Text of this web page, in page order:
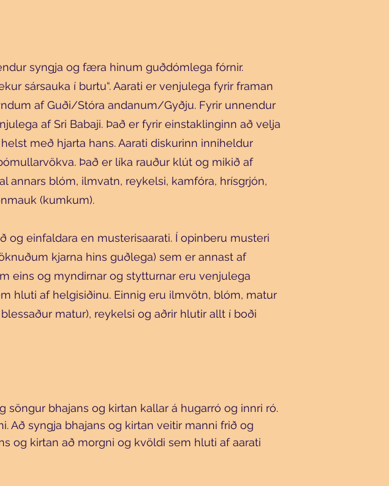
syngja og færa hinum guðdómlega fórnir.
sársauka í burtu“. Aarati er venjulega fyrir framan
af Guði/Stóra andanum/Gyðju. Fyrir unnendur
af Sri Babaji. Það er fyrir einstaklinginn að velja
með hjarta hans. Aarati diskurinn inniheldur
Það er líka rauður klút og mikið af
annars blóm, ilmvatn, reykelsi, kamfóra, hrísgrjón,
(kumkum).
og einfaldara en musterisaarati. Í opinberu musteri
kjarna hins guðlega) sem er annast af
eins og myndirnar og stytturnar eru venjulega
hluti af helgisiðinu. Einnig eru ilmvötn, blóm, matur
matur), reykelsi og aðrir hlutir allt í boði
bhajans og kirtan kallar á hugarró og innri ró.
Að syngja bhajans og kirtan veitir manni frið og
og kirtan að morgni og kvöldi sem hluti af aarati